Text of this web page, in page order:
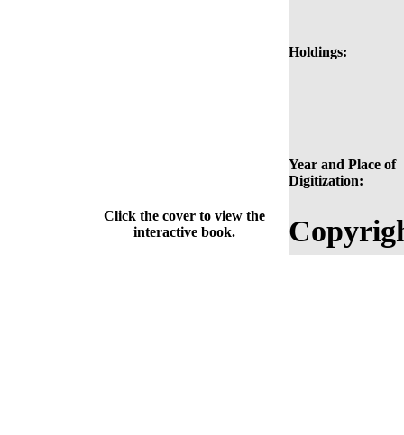
Holdings:
Year and Place of
Digitization:
Click the cover to view the
interactive book.